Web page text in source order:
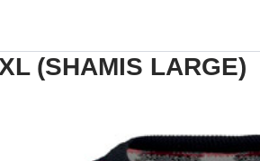
(SHAMIS LARGE)